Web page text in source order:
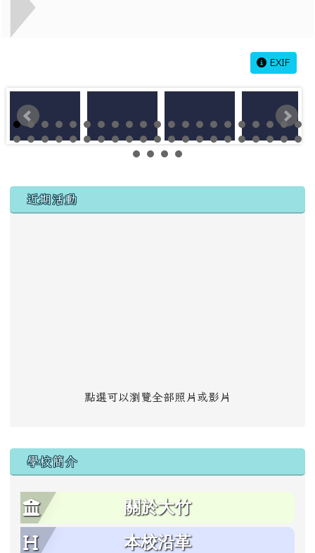
EXIF
左邊區域內容
近期活動
點選可以瀏覽全部照片或影片
學校簡介
關於大竹
本校沿革